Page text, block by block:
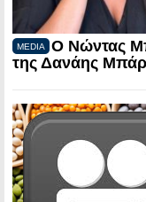
MEDIA
Ο Νώντας
της Δανάης